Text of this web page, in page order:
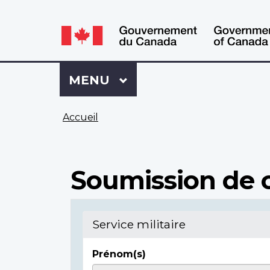
Language
switcher
Language
switcher
Se
connecter
à
Dossier
Menu
MENU PRINCIPAL
Accueil
Soumission de
Service militaire
Prénom(s)